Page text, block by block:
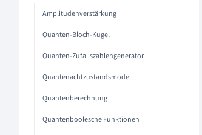
Amplitudenverstärkung
Quanten-Bloch-Kugel
Quanten-Zufallszahlengenerator
Quantenachtzustandsmodell
Quantenberechnung
Quantenboolesche Funktionen